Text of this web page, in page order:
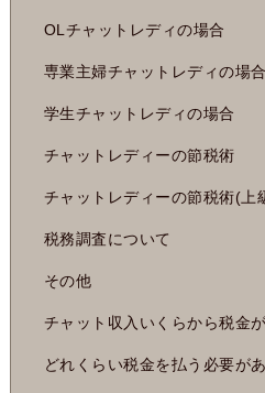
OLチャットレディの場合
専業主婦チャットレディの場合
学生チャットレディの場合
チャットレディーの節税術
チャットレディーの節税術(上
税務調査について
その他
チャット収入いくらから税金
どれくらい税金を払う必要が